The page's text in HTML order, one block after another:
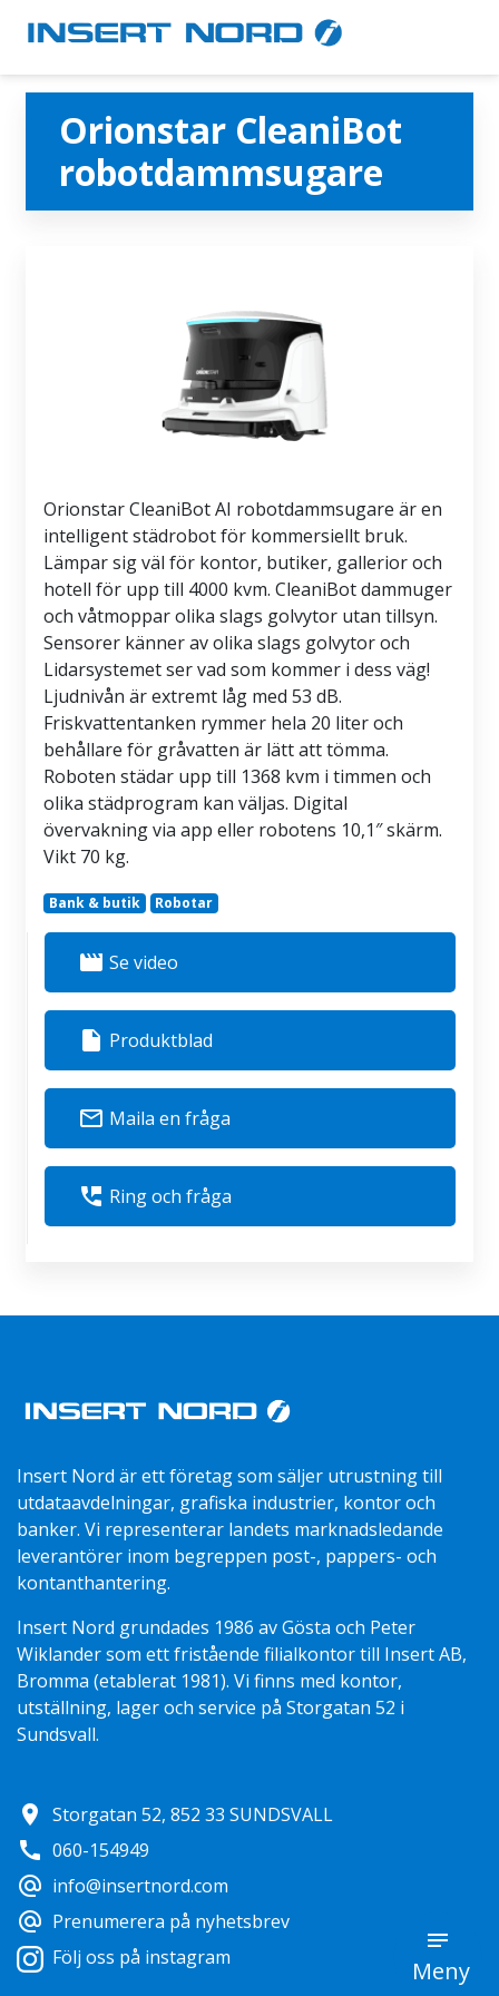
Meny
Orionstar CleaniBot
robotdammsugare
Orionstar CleaniBot AI robotdammsugare är en
intelligent städrobot för kommersiellt bruk.
Lämpar sig väl för kontor, butiker, gallerior och
hotell för upp till 4000 kvm. CleaniBot dammuger
och våtmoppar olika slags golvytor utan tillsyn.
Sensorer känner av olika slags golvytor och
Lidarsystemet ser vad som kommer i dess väg!
Ljudnivån är extremt låg med 53 dB.
Friskvattentanken rymmer hela 20 liter och
behållare för gråvatten är lätt att tömma.
Roboten städar upp till 1368 kvm i timmen och
olika städprogram kan väljas. Digital
övervakning via app eller robotens 10,1″ skärm.
Vikt 70 kg.
Bank & butik Robotar
movie Se video
insert_drive_file Produktblad
mail_outline Maila en fråga
perm_phone_msg Ring och fråga
Insert Nord är ett företag som säljer utrustning till
utdataavdelningar, grafiska industrier, kontor och
banker. Vi representerar landets marknadsledande
leverantörer inom begreppen post-, pappers- och
kontanthantering.
Insert Nord grundades 1986 av Gösta och Peter
Wiklander som ett fristående filialkontor till Insert AB,
Bromma (etablerat 1981). Vi finns med kontor,
utställning, lager och service på Storgatan 52 i
Sundsvall.
location_on Storgatan 52, 852 33 SUNDSVALL
call 060-154949
alternate_email info@insertnord.com
alternate_email Prenumerera på nyhetsbrev
Följ oss på instagram